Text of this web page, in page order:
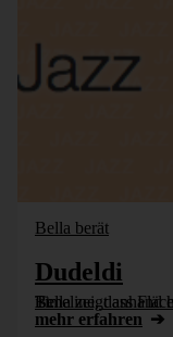
Bella berät
Dudeldi
Bella zeigt anhand eines Beispiels aus der Google Music Timeline, dass Fläche in der Datenvisualisierung schwierig ist.
mehr erfahren